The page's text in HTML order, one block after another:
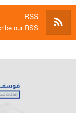
RSS
our RSS